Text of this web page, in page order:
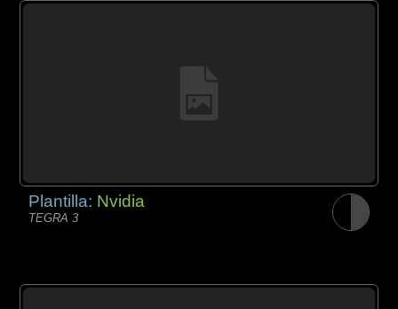
Plantilla: Nvidia
TEGRA 3